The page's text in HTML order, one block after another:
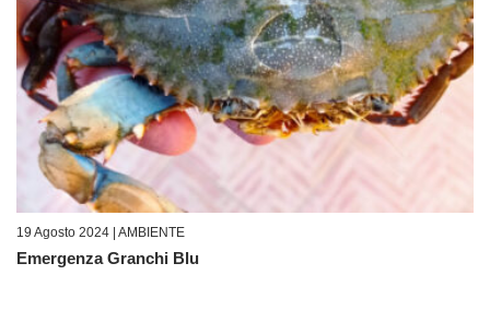
19 Agosto 2024 | AMBIENTE
Emergenza Granchi Blu